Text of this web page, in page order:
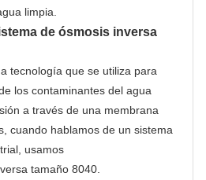
limpia.
de ósmosis inversa
tecnología que se utiliza para
los contaminantes del agua
a través de una membrana
cuando hablamos de un sistema
usamos
tamaño 8040